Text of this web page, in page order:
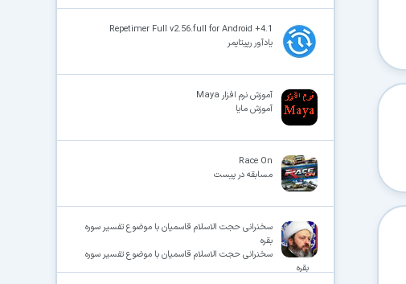
Repetimer Full v2.56.full for Android +4.1
یادآور رپیتایمر
آموزش نرم افزار Maya
آموزش مایا
Race On
مسابقه در پیست
سخنرانی حجت الاسلام قاسمیان با موضوع تفسیر سوره
بقره
سخنرانی حجت الاسلام قاسمیان با موضوع تفسیر سوره
بقره